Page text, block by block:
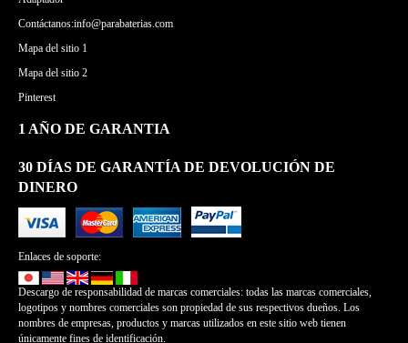
Contáctanos:info@parabaterias.com
Mapa del sitio 1
Mapa del sitio 2
Pinterest
1 AÑO DE GARANTIA
30 DÍAS DE GARANTÍA DE DEVOLUCIÓN DE
DINERO
Enlaces de soporte:
Descargo de responsabilidad de marcas comerciales: todas las marcas comerciales,
logotipos y nombres comerciales son propiedad de sus respectivos dueños. Los
nombres de empresas, productos y marcas utilizados en este sitio web tienen
únicamente fines de identificación.